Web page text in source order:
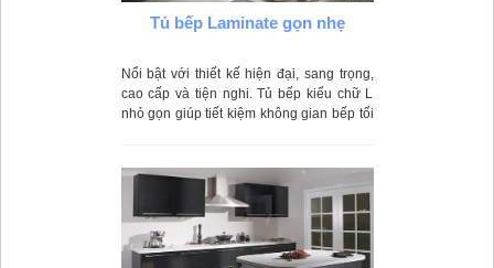
Tủ bếp Laminate gọn nhẹ
Nổi bật với thiết kế hiện đại, sang trọng,
cao cấp và tiện nghi. Tủ bếp kiểu chữ L
nhỏ gọn giúp tiết kiệm không gian bếp tối